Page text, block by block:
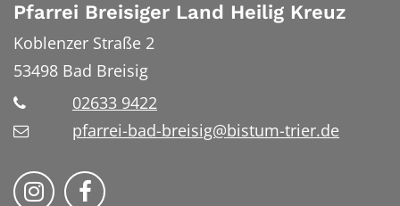
Pfarrei Breisiger Land Heilig Kreuz
Koblenzer Straße 2
53498 Bad Breisig
02633 9422
pfarrei-bad-breisig@bistum-trier.de
Folge uns auf Instragram
Folge uns auf Facebook